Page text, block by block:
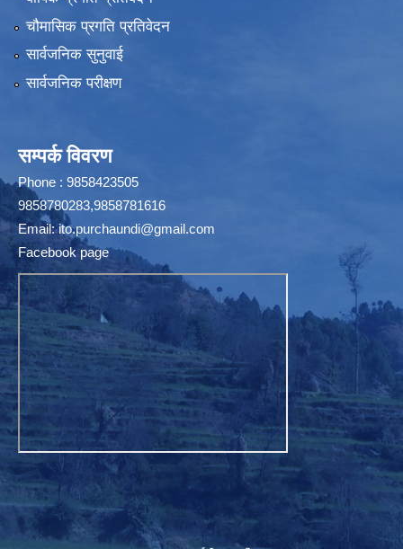
चौमासिक प्रगति प्रतिवेदन
सार्वजनिक सुनुवाई
सार्वजनिक परीक्षण
सम्पर्क विवरण
Phone : 9858423505
9858780283,9858781616
Email:ito.purchaundi@gmail.com
Facebook page